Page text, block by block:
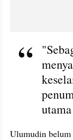
Ulumudin belum